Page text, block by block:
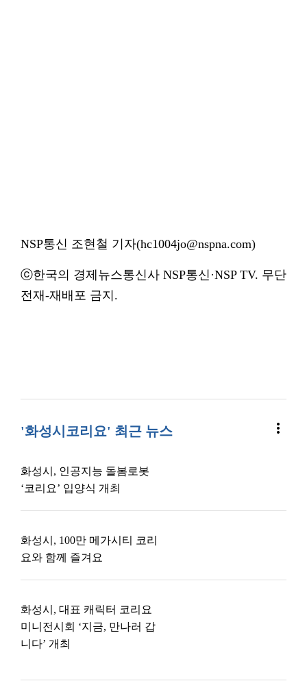
NSP통신 조현철 기자(hc1004jo@nspna.com)
ⓒ한국의 경제뉴스통신사 NSP통신·NSP TV. 무단
전재-재배포 금지.
'화성시코리요' 최근 뉴스 more_vert
화성시, 인공지능 돌봄로봇
‘코리요’ 입양식 개최
화성시, 100만 메가시티 코리
요와 함께 즐겨요
화성시, 대표 캐릭터 코리요
미니전시회 ‘지금, 만나러 갑
니다’ 개최